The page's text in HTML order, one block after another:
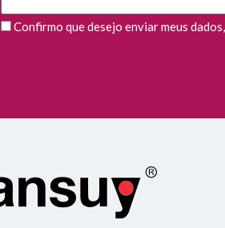
Confirmo que desejo enviar meus